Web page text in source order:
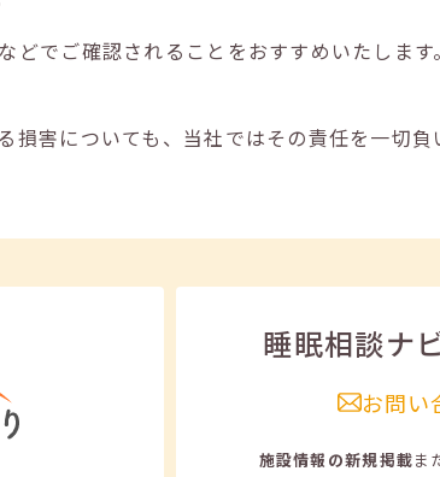
どでご確認されることをおすすめいたしま
損害についても、当社ではその責任を一切
睡眠相談ナ
お問い
施設情報の新規掲載ま